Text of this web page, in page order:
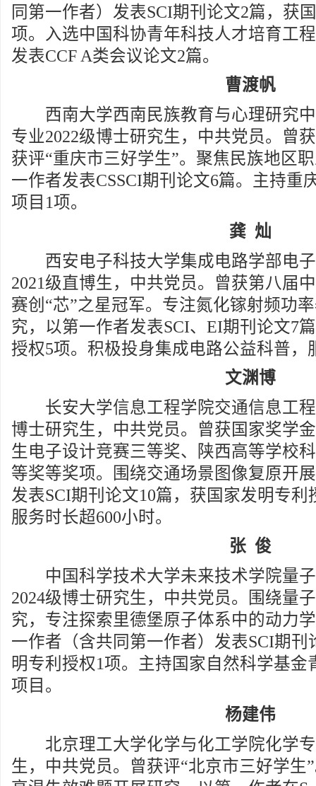
同第一作者）发表SCI期刊论文2篇，获
项。入选中国科协青年科技人才培育工
发表CCF A类会议论文2篇。
曹渡帆
西南大学西南民族教育与心理研究中
专业2022级博士研究生，中共党员。曾
获评“重庆市三好学生”。聚焦民族地区
一作者发表CSSCI期刊论文6篇。主持重
项目1项。
龚 灿
西安电子科技大学集成电路学部电子
2021级直博生，中共党员。曾获第八届
赛创“芯”之星冠军。专注氮化镓射频功
究，以第一作者发表SCI、EI期刊论文7
授权5项。积极投身集成电路公益科普，
文渊博
长安大学信息工程学院交通信息工程
博士研究生，中共党员。曾获国家奖学
生电子设计竞赛三等奖、陕西高等学校
等奖等奖项。围绕交通场景图像复原开
发表SCI期刊论文10篇，获国家发明专利
服务时长超600小时。
张 俊
中国科学技术大学未来技术学院量子
2024级博士研究生，中共党员。围绕量
究，专注探索里德堡原子体系中的动力
一作者（含共同第一作者）发表SCI期刊
明专利授权1项。主持国家自然科学基金
项目。
杨建伟
北京理工大学化学与化工学院化学专
生，中共党员。曾获评“北京市三好学生